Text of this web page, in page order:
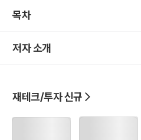
독자들은 이 책에 제시된 프롬프트
스스로 해결할 수 있게 될 것입니다.
저자들이 대학과 금융기관에서 쌓은
이제 챗GPT4o(5)를 열고 첫 프롬프
목차
저자 소개
재테크/투자 신규